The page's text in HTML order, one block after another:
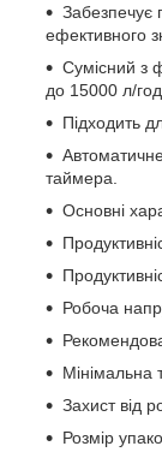
Забезпечує
ефективного
Сумісний з
до 15000 л/год.
Підходить
таймера.
Основні
Робоча
Мінімальна
Захист від
Розмір